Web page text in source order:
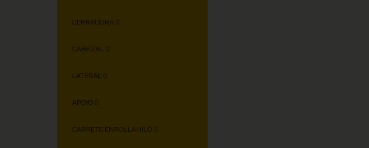
CERRADURA ()
CABEZAL ()
LATERAL ()
APOYO ()
CARRETE ENROLLAHILO ()